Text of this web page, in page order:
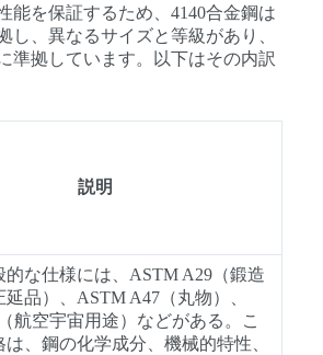
能を保証するため、4140合金鋼は
し、異なるサイズと等級があり、
準拠しています。以下はその内訳
説明
的な仕様には、ASTM A29（鍛造
品）、ASTM A47（丸物）、
航空宇宙用途）などがある。こ
は、鋼の化学成分、機械的特性、